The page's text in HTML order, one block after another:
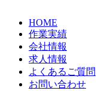
HOME
作業実績
会社情報
求人情報
よくあるご質問
お問い合わせ